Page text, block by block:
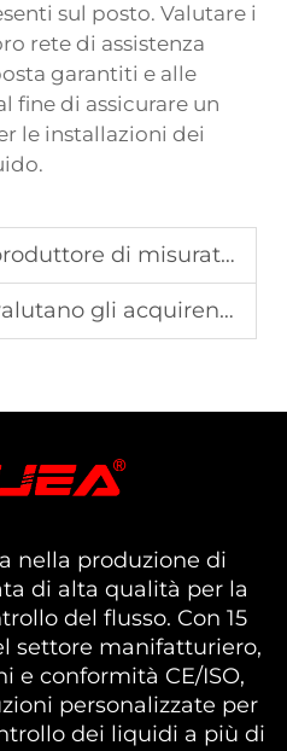
sul posto. Valutare i
rete di assistenza
garantiti e alle
fine di assicurare un
le installazioni dei
a garantire l'accuratezza nei sistemi di trattamento dell'acqua?
un fornitore di misuratori di flusso liquido per una collaborazione a lungo termine?
nella produzione di
di alta qualità per la
del flusso. Con 15
settore manifatturiero,
e conformità CE/ISO,
personalizzate per
dei liquidi a più di